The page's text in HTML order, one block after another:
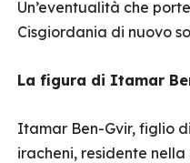
Un’eventualità che
Cisgiordania di nuovo
La figura di Itamar
Itamar Ben-Gvir, figlio
iracheni, residente